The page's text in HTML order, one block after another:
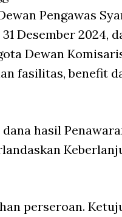
Pengawas
Desember 2024,
Dewan
fasilitas, benefit
hasil
perseroan.